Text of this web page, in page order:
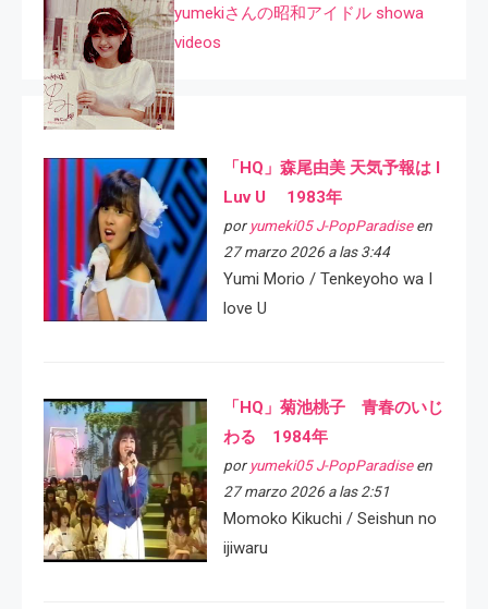
yumekiさんの昭和アイドル showa
videos
「HQ」森尾由美 天気予報は I
Luv U 1983年
por yumeki05 J-PopParadiseen
27 marzo 2026 a las 3:44
Yumi Morio / Tenkeyoho wa I
love U
「HQ」菊池桃子 青春のいじ
わる 1984年
por yumeki05 J-PopParadiseen
27 marzo 2026 a las 2:51
Momoko Kikuchi / Seishun no
ijiwaru